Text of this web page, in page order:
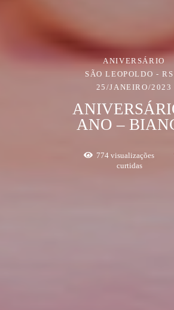
ANIVERSÁRIO
SÃO LEOPOLDO - RS
25/JANEIRO/2023
ANO –
774visualizações
curtidas